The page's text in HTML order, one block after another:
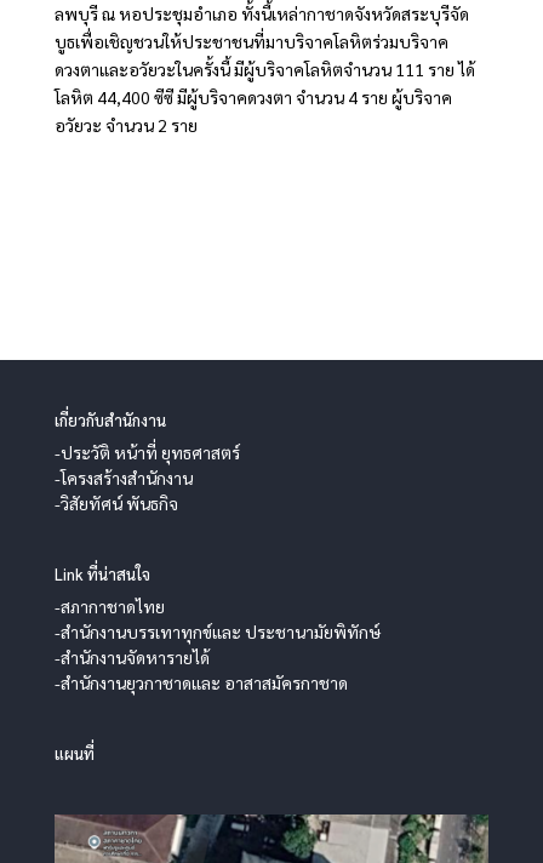
ลพบุรี ณ หอประชุมอำเภอ ทั้งนี้เหล่ากาชาดจังหวัดสระบุรีจัด
บูธเพื่อเชิญชวนให้ประชาชนที่มาบริจาคโลหิตร่วมบริจาค
ดวงตาและอวัยวะในครั้งนี้ มีผู้บริจาคโลหิตจำนวน 111 ราย ได้
โลหิต 44,400 ซีซี มีผู้บริจาคดวงตา จำนวน 4 ราย ผู้บริจาค
อวัยวะ จำนวน 2 ราย
เกี่ยวกับสำนักงาน
-ประวัติ หน้าที่ ยุทธศาสตร์
-โครงสร้างสำนักงาน
-วิสัยทัศน์ พันธกิจ
Link ที่น่าสนใจ
-สภากาชาดไทย
-สำนักงานบรรเทาทุกข์และ ประชานามัยพิทักษ์
-สำนักงานจัดหารายได้
-สำนักงานยุวกาชาดและ อาสาสมัครกาชาด
แผนที่